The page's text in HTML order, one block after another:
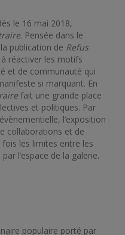
le 16 mai 2018,
. Pensée dans le
publication de Refus
réactiver les motifs
et de communauté qui
si marquant. En
fait une grande place
et politiques. Par
l’exposition
collaborations et de
les limites entre les
l’espace de la galerie.
populaire porté par